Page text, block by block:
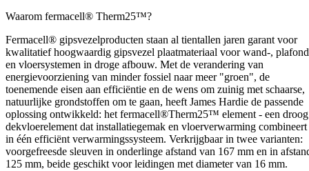
Waarom fermacell® Therm25™?
Fermacell® gipsvezelproducten staan al tientallen jaren garant voor
kwalitatief hoogwaardig gipsvezel plaatmateriaal voor wand-,
en vloersystemen in droge afbouw. Met de verandering van
energievoorziening van minder fossiel naar meer "groen", de
toenemende eisen aan efficiëntie en de wens om zuinig met schaarse,
natuurlijke grondstoffen om te gaan, heeft James Hardie de passende
oplossing ontwikkeld: het fermacell®Therm25™ element - een droog
dekvloerelement dat installatiegemak en vloerverwarming combineert
in één efficiënt verwarmingssysteem. Verkrijgbaar in twee varianten:
voorgefreesde sleuven in onderlinge afstand van 167 mm en in
125 mm, beide geschikt voor leidingen met diameter van 16 mm.